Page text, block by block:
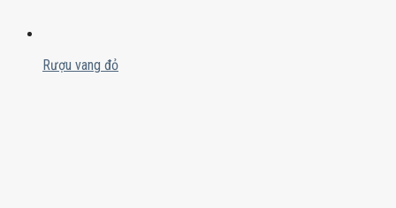
Rượu vang đỏ